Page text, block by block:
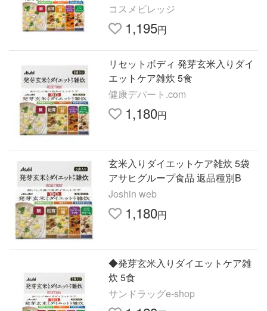
コスメビレッジ
1,195円
リセットボディ 発芽玄米入りダイ
エットケア雑炊 5食
健康デパート.com
1,180円
玄米入りダイエットケア雑炊 5袋
アサヒグループ食品 返品種別B
Joshin web
1,180円
◆発芽玄米入りダイエットケア雑
炊 5食
サンドラッグe-shop